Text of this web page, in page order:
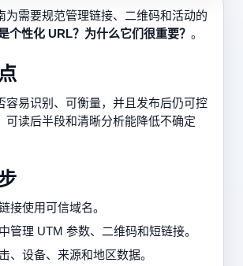
为需要规范管理链接、二维码和活动的
个性化 URL？为什么它们很重要？ 。
容易识别、可衡量，并且发布后仍可控
可读后半段和清晰分析能降低不确定
接使用可信域名。
管理 UTM 参数、二维码和短链接。
、设备、来源和地区数据。